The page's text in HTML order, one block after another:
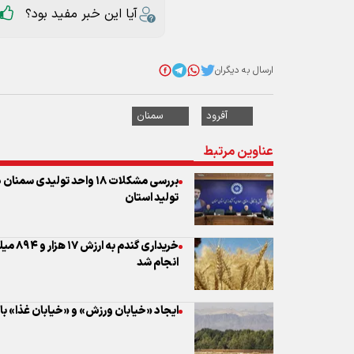
سمنان
بررسی مشکلات ۱۸ واحد
تولید استان
انجام شد
ایجاد «خیابان ورزش» و «خیابان غذا»
نظر شما